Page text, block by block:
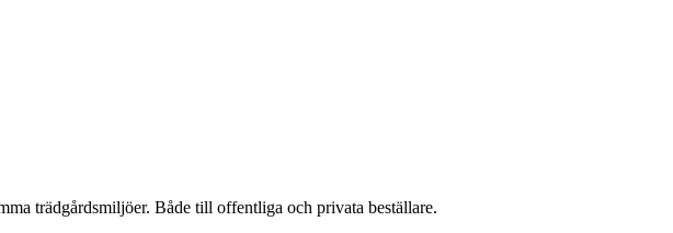
trädgårdsmiljöer. Både till offentliga och privata beställare.